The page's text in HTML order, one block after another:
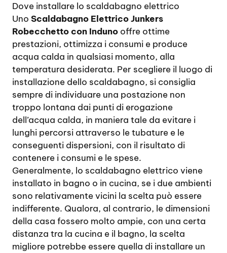
Dove installare lo scaldabagno elettrico
Uno Scaldabagno Elettrico Junkers
Robecchetto con Induno offre ottime
prestazioni, ottimizza i consumi e produce
acqua calda in qualsiasi momento, alla
temperatura desiderata. Per scegliere il luogo di
installazione dello scaldabagno, si consiglia
sempre di individuare una postazione non
troppo lontana dai punti di erogazione
dell’acqua calda, in maniera tale da evitare i
lunghi percorsi attraverso le tubature e le
conseguenti dispersioni, con il risultato di
contenere i consumi e le spese.
Generalmente, lo scaldabagno elettrico viene
installato in bagno o in cucina, se i due ambienti
sono relativamente vicini la scelta può essere
indifferente. Qualora, al contrario, le dimensioni
della casa fossero molto ampie, con una certa
distanza tra la cucina e il bagno, la scelta
migliore potrebbe essere quella di installare un